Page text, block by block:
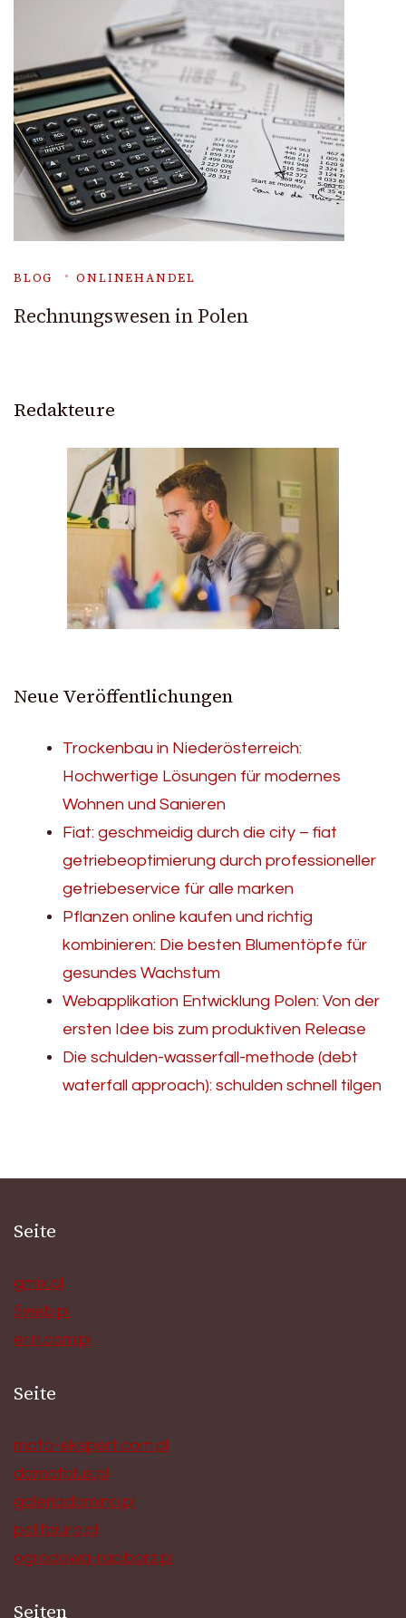
BLOG ONLINEHANDEL
Rechnungswesen in Polen
Redakteure
Neue Veröffentlichungen
Trockenbau in Niederösterreich:
Hochwertige Lösungen für modernes
Wohnen und Sanieren
Fiat: geschmeidig durch die city – fiat
getriebeoptimierung durch professioneller
getriebeservice für alle marken
Pflanzen online kaufen und richtig
kombinieren: Die besten Blumentöpfe für
gesundes Wachstum
Webapplikation Entwicklung Polen: Von der
ersten Idee bis zum produktiven Release
Die schulden-wasserfall-methode (debt
waterfall approach): schulden schnell tilgen
Seite
gmix.pl
5web.pl
erin.com.pl
Seite
moto-ekspert.com.pl
domatplus.pl
galeriadomino.pl
politbiuro.pl
ogrodowa-raciborz.pl
Seiten